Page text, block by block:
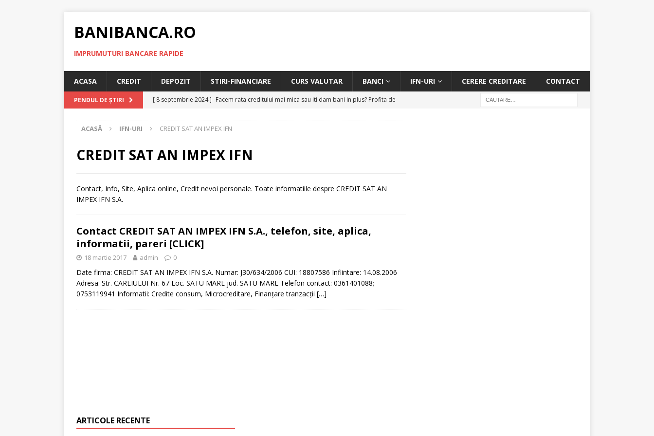
BANIBANCA.RO
IMPRUMUTURI BANCARE RAPIDE
ACASA CREDIT DEPOZIT STIRI-FINANCIARE CURS VALUTAR BANCI IFN-URI CERERE CREDITARE CONTACT
PENDUL DE ȘTIRI [ 8 septembrie 2024 ] Facem rata creditului mai mica sau iti dam bani in plus? Profita de
[ 11 august 2024 ] Creditarea restantierilor si imbunatatirea scorului financiar
RAPID
online!
CREDIT RAPID
ACASĂ IFN-URI CREDIT SAT AN IMPEX IFN
CREDIT SAT AN IMPEX IFN
Contact, Info, Site, Aplica online, Credit nevoi personale. Toate informatiile despre CREDIT SAT AN
IMPEX IFN S.A.
Contact CREDIT SAT AN IMPEX IFN S.A., telefon, site, aplica,
informatii, pareri [CLICK]
18 martie 2017 admin 0
Date firma: CREDIT SAT AN IMPEX IFN S.A. Numar: J30/634/2006 CUI: 18807586 Infiintare: 14.08.2006
Adresa: Str. CAREIULUI Nr. 67 Loc. SATU MARE jud. SATU MARE Telefon contact: 0361401088;
0753119941 Informatii: Credite consum, Microcreditare, Finanţare tranzacţii […]
ARTICOLE RECENTE